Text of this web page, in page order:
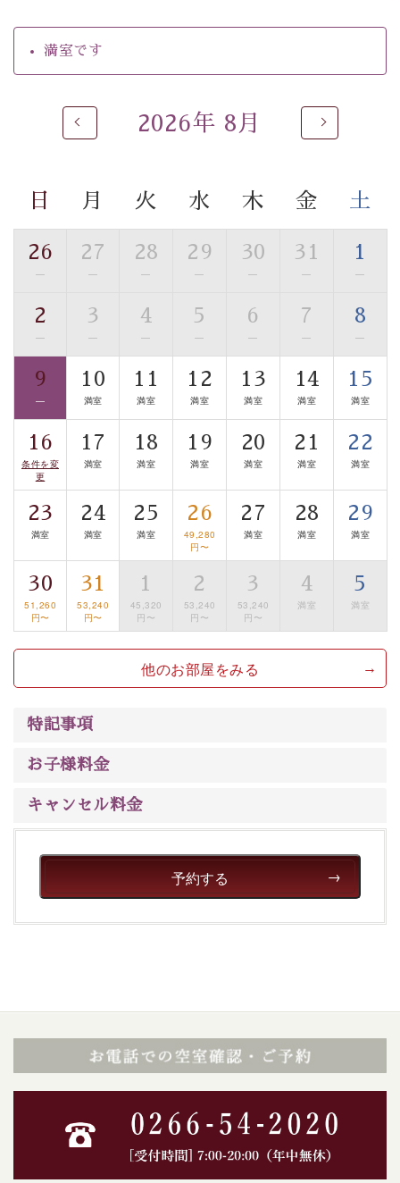
・環境に配慮したアメニティをご用意
・館内フリーWi-Fi
・駐車場完備
・チェックイン15時、チェックアウト10時
・夕食は地産地消の創作和会席 美湖膳（二十四節気と
いう昔の暦による料理表現）
・朝食はこだわりの味噌汁をはじめとした和定食
自家源泉「美翠源泉」は酸化の進みが遅く新鮮で若返り
の効果が高い、極めて希有な源泉です。身も心も癒され
るご入浴をお愉しみください。
■お座敷風呂（大浴場）
温泉の成分に合わせ、防菌防カビの特殊素材の畳を使
用。 足元が柔らかく、そして滑りにくい畳のお風呂で
す。
※男性大浴場までのご移動には階段がございます。 予め
ご了承のほどお願いいたします。
■貸切温泉風呂 （40分2000円）
眺望はございませんが、源泉掛け流しの温泉の質を楽し
む貸切温泉風呂です。ゆったりといやされるプライベー
トな空間をお愉しみください。
【旅】
■諏訪大社4社を巡る無料参拝バス
豊富な知識を持ったドライバー兼ガイドが諏訪大社をご
案内します。事前ご予約制ですので、ご利用ご希望の方
※交通規制などにより運行できない日がございます
以上が15周年記念プランの内容です。
神秘なる諏訪湖に心癒される時間をお過ごしいただけま
満室です
2026年 8月
日 月 火 水 木 金 土
26
—
27
—
28
—
29
—
30
—
31
—
1
—
2
—
3
—
4
—
5
—
6
—
7
—
8
—
9
—
10
満室
11
満室
12
満室
13
満室
14
満室
15
満室
16
条件を変
更
17
満室
18
満室
19
満室
20
満室
21
満室
22
満室
23
満室
24
満室
25
満室
26
49,280
円〜
27
満室
28
満室
29
満室
30
51,260
円〜
31
53,240
円〜
1
45,320
円〜
2
53,240
円〜
3
53,240
円〜
4
満室
5
満室
他のお部屋をみる
特記事項
お子様料金
キャンセル料金
予約する